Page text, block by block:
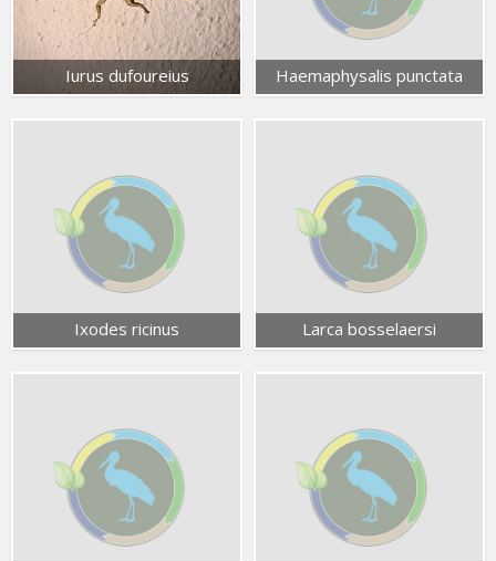
Iurus dufoureius Haemaphysalis punctata
Ixodes ricinus Larca bosselaersi